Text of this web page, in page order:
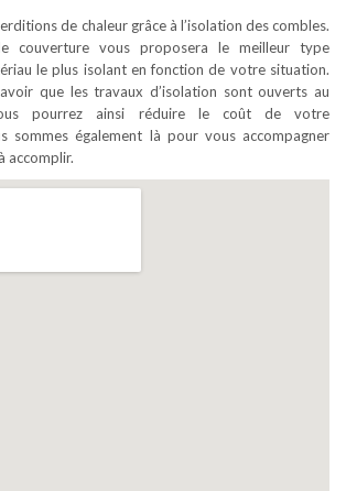
de chaleur grâce à l’isolation des combles.
couverture vous proposera le meilleur type
le plus isolant en fonction de votre situation.
que les travaux d’isolation sont ouverts au
pourrez ainsi réduire le coût de votre
sommes également là pour vous accompagner
accomplir.